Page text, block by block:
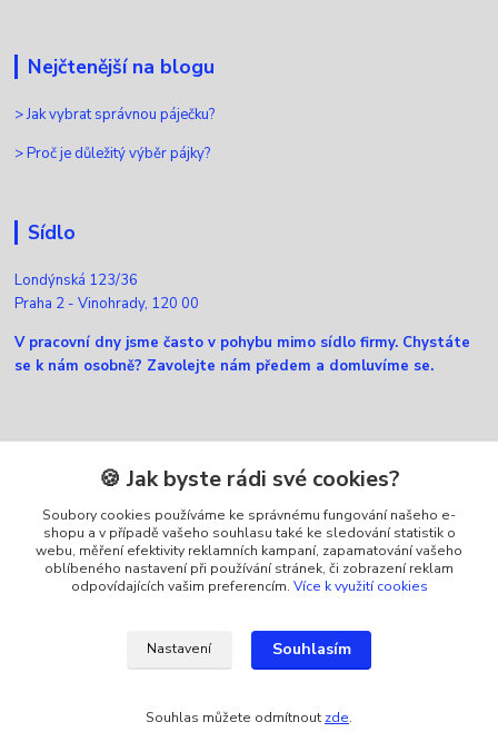
Nejčtenější na blogu
>Jak vybrat správnou páječku?
>Proč je důležitý výběr pájky?
Sídlo
Londýnská 123/36
Praha 2 - Vinohrady, 120 00
V pracovní dny jsme často v pohybu mimo sídlo firmy. Chystáte
se k nám osobně? Zavolejte nám předem a domluvíme se.
Kontakty
Zákaznická podpora Ellfox
+420 725 430 040
(Po-Pá, 8-16 hod.)
🍪 Jak byste rádi své cookies?
Soubory cookies používáme ke správnému fungování našeho e-
shopu a v případě vašeho souhlasu také ke sledování statistik o
webu, měření efektivity reklamních kampaní, zapamatování vašeho
oblíbeného nastavení při používání stránek, či zobrazení reklam
odpovídajících vašim preferencím. Více k využití cookies
Nastavení Souhlasím
Souhlas můžete odmítnout zde.